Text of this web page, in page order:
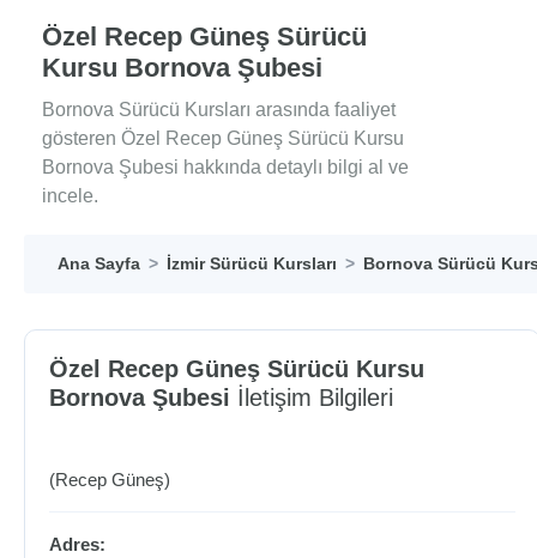
Özel Recep Güneş Sürücü
Kursu Bornova Şubesi
Bornova Sürücü Kursları arasında faaliyet
gösteren Özel Recep Güneş Sürücü Kursu
Bornova Şubesi hakkında detaylı bilgi al ve
incele.
Ana Sayfa İzmir Sürücü Kursları Bornova Sürücü
Özel Recep Güneş Sürücü Kursu
Bornova Şubesi İletişim Bilgileri
(Recep Güneş)
Adres: